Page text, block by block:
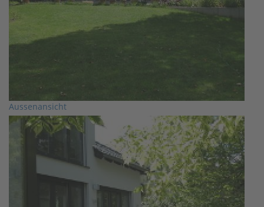
Aussenansicht